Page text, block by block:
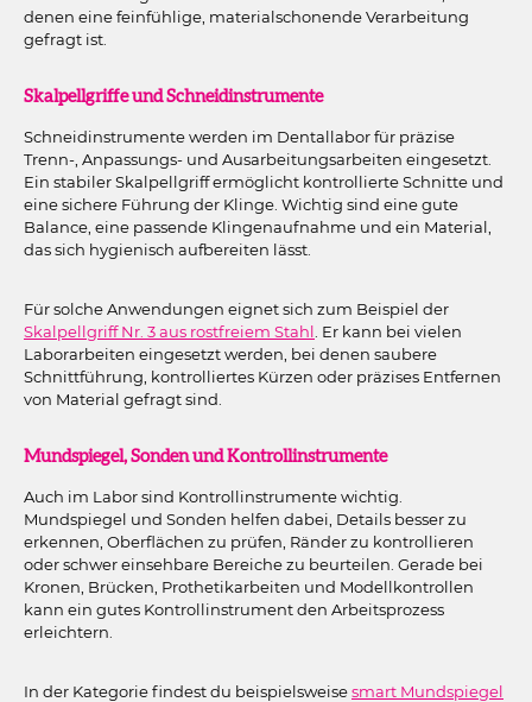
denen eine feinfühlige, materialschonende Verarbeitung
gefragt ist.
Skalpellgriffe und Schneidinstrumente
Schneidinstrumente werden im Dentallabor für präzise
Trenn-, Anpassungs- und Ausarbeitungsarbeiten eingesetzt.
Ein stabiler Skalpellgriff ermöglicht kontrollierte Schnitte und
eine sichere Führung der Klinge. Wichtig sind eine gute
Balance, eine passende Klingenaufnahme und ein Material,
das sich hygienisch aufbereiten lässt.
Für solche Anwendungen eignet sich zum Beispiel der
Skalpellgriff Nr. 3 aus rostfreiem Stahl . Er kann bei vielen
Laborarbeiten eingesetzt werden, bei denen saubere
Schnittführung, kontrolliertes Kürzen oder präzises Entfernen
von Material gefragt sind.
Mundspiegel, Sonden und Kontrollinstrumente
Auch im Labor sind Kontrollinstrumente wichtig.
Mundspiegel und Sonden helfen dabei, Details besser zu
erkennen, Oberflächen zu prüfen, Ränder zu kontrollieren
oder schwer einsehbare Bereiche zu beurteilen. Gerade bei
Kronen, Brücken, Prothetikarbeiten und Modellkontrollen
kann ein gutes Kontrollinstrument den Arbeitsprozess
erleichtern.
In der Kategorie findest du beispielsweisesmart Mundspiegel